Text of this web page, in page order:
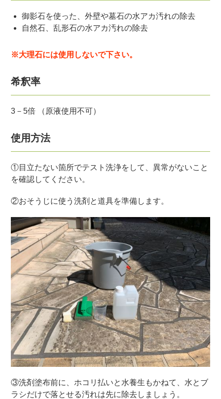
御影石を使った、外壁や墓石の水アカ汚れの除去
自然石、乱形石の水アカ汚れの除去
※大理石には使用しないで下さい。
希釈率
3－5倍 （原液使用不可）
使用方法
①目立たない箇所でテスト洗浄をして、異常がないこと
を確認してください。
②おそうじに使う洗剤と道具を準備します。
③洗剤塗布前に、ホコリ払いと水養生もかねて、水とブ
ラシだけで落とせる汚れは先に除去しましょう。